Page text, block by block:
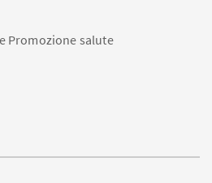
Promozione salute